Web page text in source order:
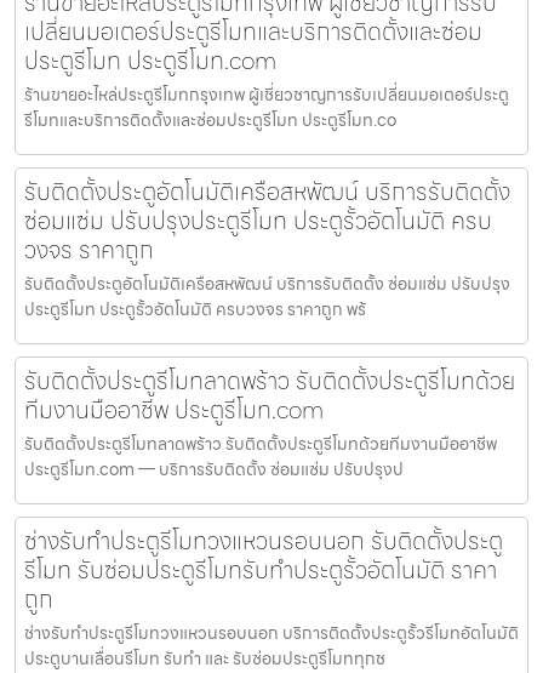
เปลี่ยนมอเตอร์ประตูรีโมทและบริการติดตั้งและซ่อม
ประตูรีโมท ประตูรีโมท.com
ร้านขายอะไหล่ประตูรีโมทกรุงเทพ ผู้เชี่ยวชาญการรับเปลี่ยนมอเตอร์ประตู
รีโมทและบริการติดตั้งและซ่อมประตูรีโมท ประตูรีโมท.co
รับติดตั้งประตูอัตโนมัติเครือสหพัฒน์ บริการรับติดตั้ง
ซ่อมแซ่ม ปรับปรุงประตูรีโมท ประตูรั้วอัตโนมัติ ครบ
วงจร ราคาถูก
รับติดตั้งประตูอัตโนมัติเครือสหพัฒน์ บริการรับติดตั้ง ซ่อมแซ่ม ปรับปรุง
ประตูรีโมท ประตูรั้วอัตโนมัติ ครบวงจร ราคาถูก พร้
รับติดตั้งประตูรีโมทลาดพร้าว รับติดตั้งประตูรีโมทด้วย
ทีมงานมืออาชีพ ประตูรีโมท.com
รับติดตั้งประตูรีโมทลาดพร้าว รับติดตั้งประตูรีโมทด้วยทีมงานมืออาชีพ
ประตูรีโมท.com — บริการรับติดตั้ง ซ่อมแซ่ม ปรับปรุงป
ช่างรับทำประตูรีโมทวงแหวนรอบนอก รับติดตั้งประตู
รีโมท รับซ่อมประตูรีโมทรับทำประตูรั้วอัตโนมัติ ราคา
ถูก
ช่างรับทำประตูรีโมทวงแหวนรอบนอก บริการติดตั้งประตูรั้วรีโมทอัตโนมัติ
ประตูบานเลื่อนรีโมท รับทำ และ รับซ่อมประตูรีโมททุกช